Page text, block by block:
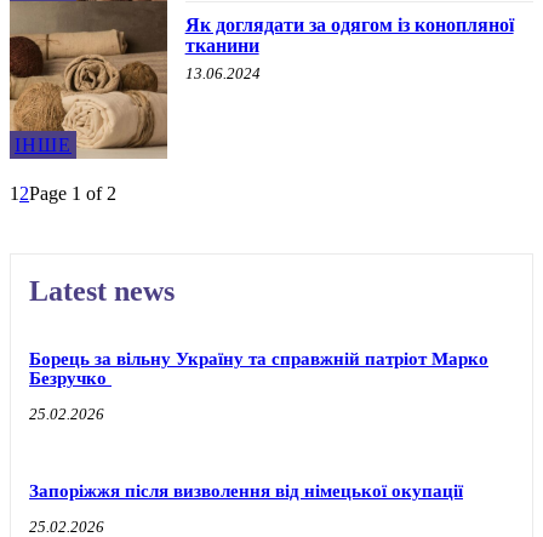
ІНШЕ
Як доглядати за одягом із конопляної
тканини
13.06.2024
1 2Page 1 of 2
Latest news
Борець за вільну Україну та справжній патріот Марко
Безручко
25.02.2026
Запоріжжя після визволення від німецької окупації
25.02.2026